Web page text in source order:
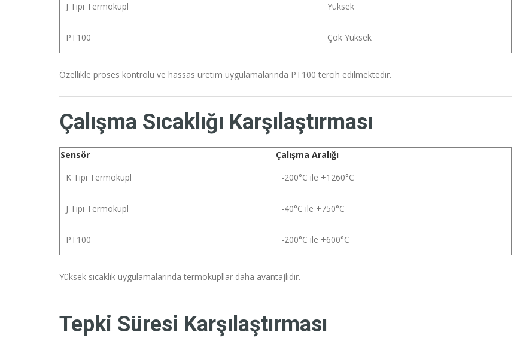
J Tipi Termokupl Yüksek
PT100 Çok Yüksek
Özellikle proses kontrolü ve hassas üretim uygulamalarında PT100 tercih edilmektedir.
Çalışma Sıcaklığı Karşılaştırması
Sensör
Çalışma Aralığı
K Tipi Termokupl
-200°C ile +1260°C
J Tipi Termokupl -40°C ile +750°C
PT100 -200°C ile +600°C
Yüksek sıcaklık uygulamalarında termokupllar daha avantajlıdır.
Tepki Süresi Karşılaştırması